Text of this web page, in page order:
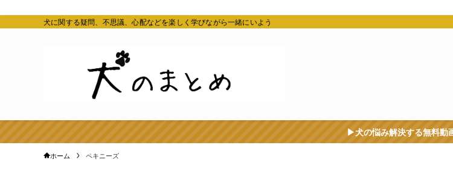
犬に関する疑問、不思議、心配などを楽しく学びながら一緒にいよう
▶︎犬の悩み解決する無料動
ホーム ペキニーズ